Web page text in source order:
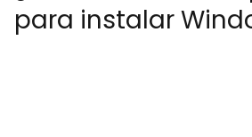
para instalar